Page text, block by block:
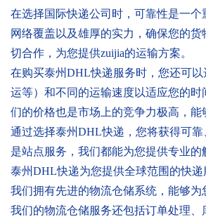
在选择国际快递公司时，可靠性是一
网络覆盖以及雄厚的实力，确保您的
切合作，为您提供zuijia的运输方案。
在购买泰州DHL快递服务时，您还可
运等）和不同的运输速度以适应您的
们的价格也是市场上的竞争力极高，
通过选择泰州DHL快递，您将获得可
是站点服务，我们都能为您提供专业
泰州DHL快递为您提供全球范围的快
我们拥有先进的物流仓储系统，能够
我们的物流仓储服务还包括订单处理